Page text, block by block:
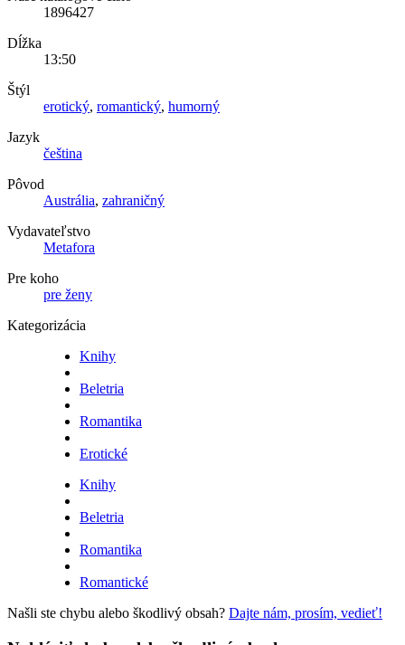
1896427
Dĺžka
13:50
Štýl
erotický, romantický, humorný
Jazyk
čeština
Pôvod
Austrália, zahraničný
Vydavateľstvo
Metafora
Pre koho
pre ženy
Kategorizácia
Knihy
Beletria
Romantika
Erotické
Knihy
Beletria
Romantika
Romantické
Našli ste chybu alebo škodlivý obsah? Dajte nám, prosím, vedieť!